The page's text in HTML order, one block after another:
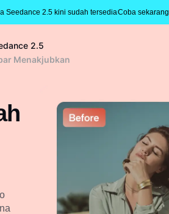
Seedance 2.5 kini sudah tersediaCoba sekarang
2.5
Menakjubkan